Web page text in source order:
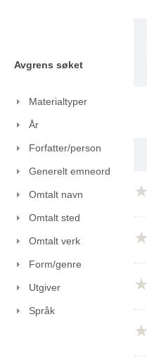
Avgrens søket
Materialtyper
År
Forfatter/person
Generelt emneord
Omtalt navn
Omtalt sted
Omtalt verk
Form/genre
Utgiver
Språk